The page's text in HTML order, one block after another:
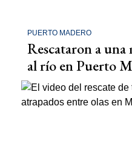
PUERTO MADERO
Rescataron a
al río en Puerto